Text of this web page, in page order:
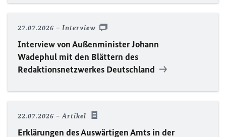
27.07.2026 Interview
Interview von Außenminister Johann
Wadephul mit den Blättern des
Redaktionsnetzwerkes Deutschland
22.07.2026 Artikel
Erklärungen des Auswärtigen Amts in der